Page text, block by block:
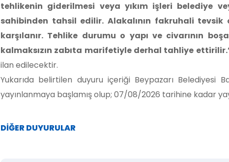
tehlikenin giderilmesi veya yıkım işleri belediye
sahibinden tahsil edilir. Alakalının fakruhali
karşılanır. Tehlike durumu o yapı ve civarının
kalmaksızın zabıta marifetiyle derhal tahliye
ilan edilecektir.
Yukarıda belirtilen duyuru içeriği Beypazarı Belediyesi
yayınlanmaya başlamış olup; 07/08/2026 tarihine kadar
DİĞER DUYURULAR